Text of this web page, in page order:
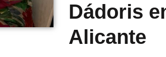
Dádoris
Alicante